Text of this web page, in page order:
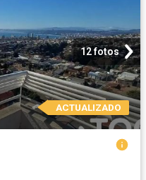
12 fotos
ACTUALIZADO